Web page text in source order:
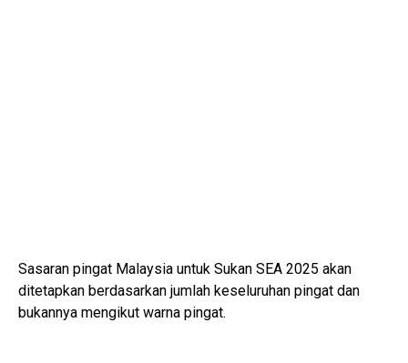
Sasaran pingat Malaysia untuk Sukan SEA 2025 akan
ditetapkan berdasarkan jumlah keseluruhan pingat dan
bukannya mengikut warna pingat.